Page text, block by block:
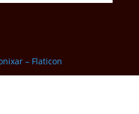
– Flaticon